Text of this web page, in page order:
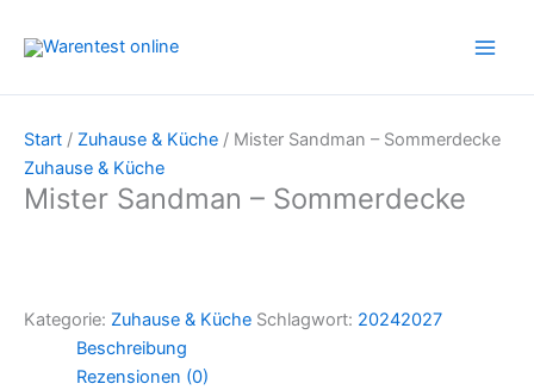
Inhalt
Start / Zuhause & Küche / Mister Sandman – Sommerdecke
Zuhause & Küche
Mister Sandman – Sommerdecke
Kategorie: Zuhause & Küche Schlagwort: 20242027
Beschreibung
Rezensionen (0)